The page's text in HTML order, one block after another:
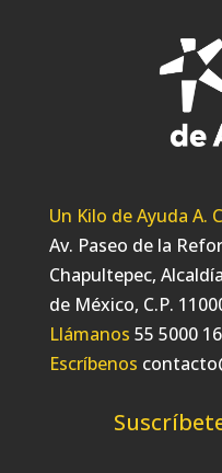
Un Kilo de Ayuda A.
Av. Paseo de la
Chapultepec,
de México, C.P.
Llámanos 55 5000
Escríbenos